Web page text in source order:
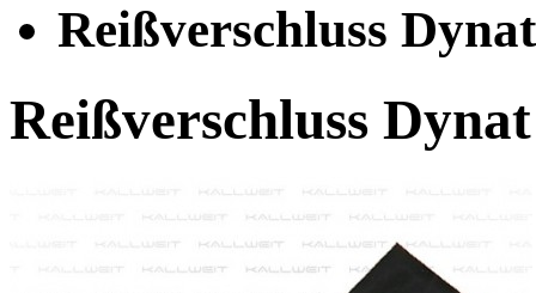
Reißverschluss
Reißverschluss